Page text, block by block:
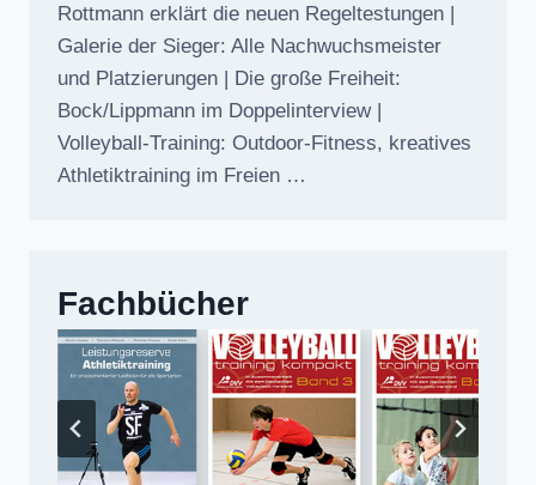
Rottmann erklärt die neuen Regeltestungen |
Galerie der Sieger: Alle Nachwuchsmeister
und Platzierungen | Die große Freiheit:
Bock/Lippmann im Doppelinterview |
Volleyball-Training: Outdoor-Fitness, kreatives
Athletiktraining im Freien …
Fachbücher